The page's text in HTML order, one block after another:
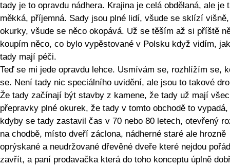
tady je to opravdu nádhera. Krajina je celá obdělaná, ale je
měkká, příjemná. Sady jsou plné lidí, všude se sklízí višně,
okurky, všude se něco okopává. Už se těším až si příště
koupím něco, co bylo vypěstované v Polsku když vidím,
tady mají péči.
Teď se mi jede opravdu lehce. Usmívám se, rozhlížím se,
se. Není tady nic speciálního uvidění, ale jsou to takové
Že tady začínají být stavby z kamene, že tady už mají
přepravky plné okurek, že tady v tomto obchodě to
kdyby se tady zastavil čas v 70 nebo 80 letech, otevřený
na chodbě, místo dveří záclona, nádherné staré ale hrozně
oprýskané a neudržované dřevěné dveře které nejdou
zavřít, a paní prodavačka která do toho konceptu úplně